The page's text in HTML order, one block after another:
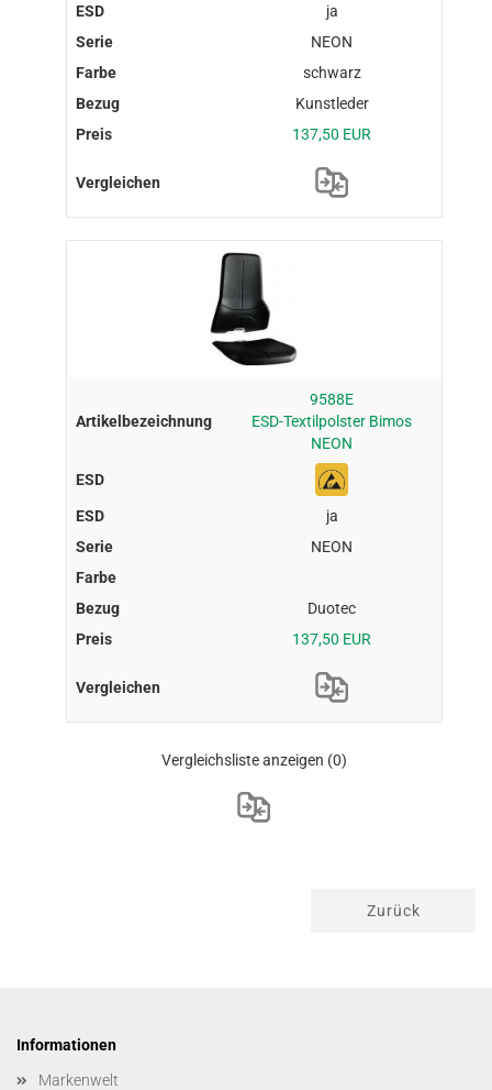
ja
NEON
schwarz
Kunstleder
137,50 EUR
9588E
ESD-Textilpolster Bimos
NEON
ja
NEON
Duotec
137,50 EUR
Vergleichsliste anzeigen (0)
Zurück
Informationen
Markenwelt